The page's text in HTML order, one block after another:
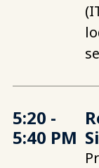
5:20 -
5:40 PM